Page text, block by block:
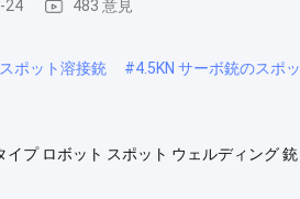
24 483 意見
ポット溶接銃 #4.5KN サーボ銃のスポ
イプ ロボット スポット ウェルディング